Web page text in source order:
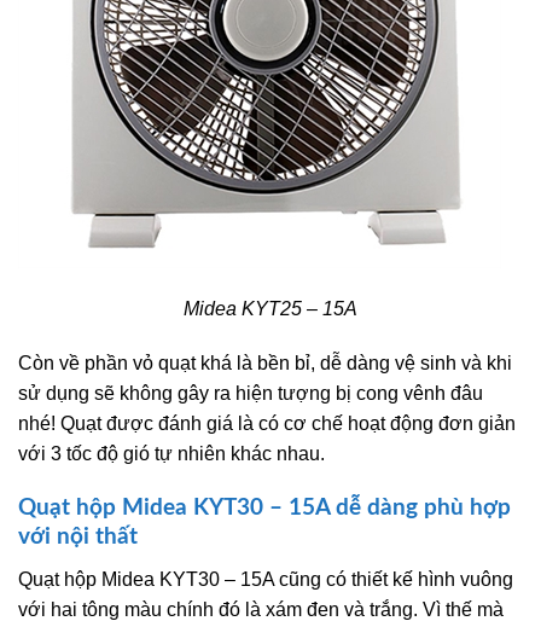
Midea KYT25 – 15A
Còn về phần vỏ quạt khá là bền bỉ, dễ dàng vệ sinh và khi
sử dụng sẽ không gây ra hiện tượng bị cong vênh đâu
nhé! Quạt được đánh giá là có cơ chế hoạt động đơn giản
với 3 tốc độ gió tự nhiên khác nhau.
Quạt hộp Midea KYT30 – 15A dễ dàng phù hợp
với nội thất
Quạt hộp Midea KYT30 – 15A cũng có thiết kế hình vuông
với hai tông màu chính đó là xám đen và trắng. Vì thế mà